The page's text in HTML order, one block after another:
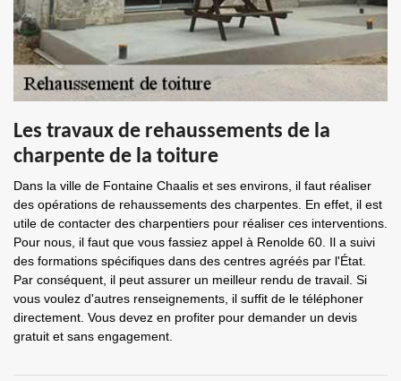
Les travaux de rehaussements de la
charpente de la toiture
Dans la ville de Fontaine Chaalis et ses environs, il faut réaliser
des opérations de rehaussements des charpentes. En effet, il est
utile de contacter des charpentiers pour réaliser ces interventions.
Pour nous, il faut que vous fassiez appel à Renolde 60. Il a suivi
des formations spécifiques dans des centres agréés par l'État.
Par conséquent, il peut assurer un meilleur rendu de travail. Si
vous voulez d'autres renseignements, il suffit de le téléphoner
directement. Vous devez en profiter pour demander un devis
gratuit et sans engagement.